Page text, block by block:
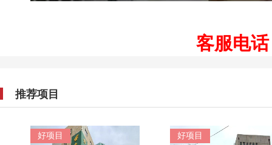
客服电
推荐项目
好项目 好项目